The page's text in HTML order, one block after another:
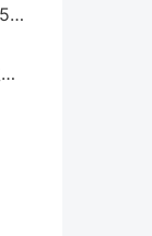
大学退学后如何重新参加高考？2025年最新政策全解析
2025高考倒计时70天：1400万考生创历史新高，复读生占比突破40%！